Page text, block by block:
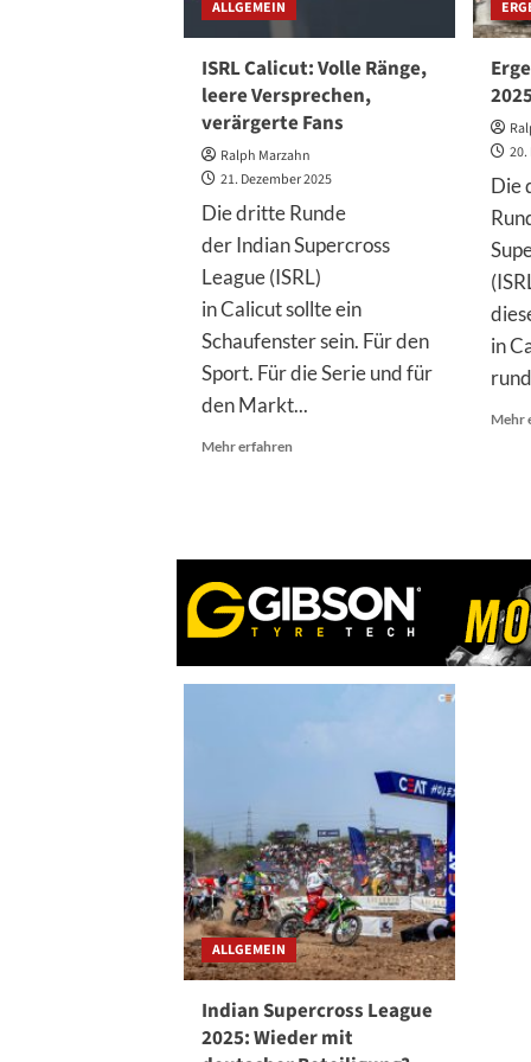
ALLGEMEIN
ISRL Calicut: Volle Ränge,
leere Versprechen,
verärgerte Fans
Ralph Marzahn
21. Dezember 2025
Die dritte Runde
der Indian Supercross
League (ISRL)
in Calicut sollte ein
Schaufenster sein. Für den
Sport. Für die Serie und für
den Markt...
Mehr erfahrenMehr
Volle
leere
Versprechen,
Fans
20.
Die
in
Mehr
ALLGEMEIN
Indian Supercross League
2025: Wieder mit